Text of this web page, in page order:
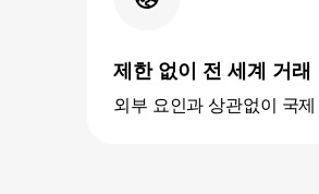
제한 없이 전 세계 거래
외부 요인과 상관없이 국